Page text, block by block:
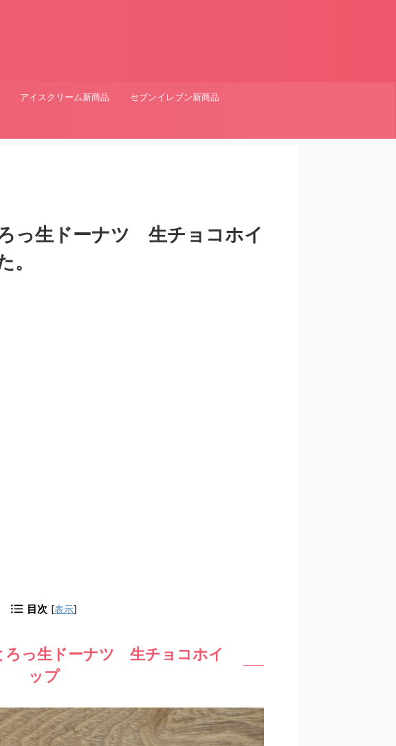
アイスクリーム新商品 セブンイレブン新商品
っ生ドーナツ 生チョコホイ
目次 [表示]
っ生ドーナツ 生チョコホイ
ップ